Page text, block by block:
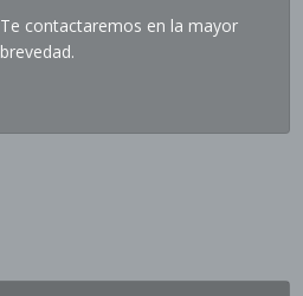
Te contactaremos en la mayor
brevedad.